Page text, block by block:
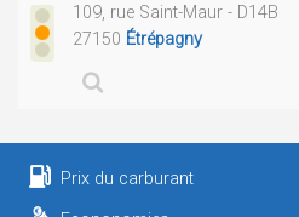
109, rue Saint-Maur - D14B
27150 Étrépagny
Prix du carburant